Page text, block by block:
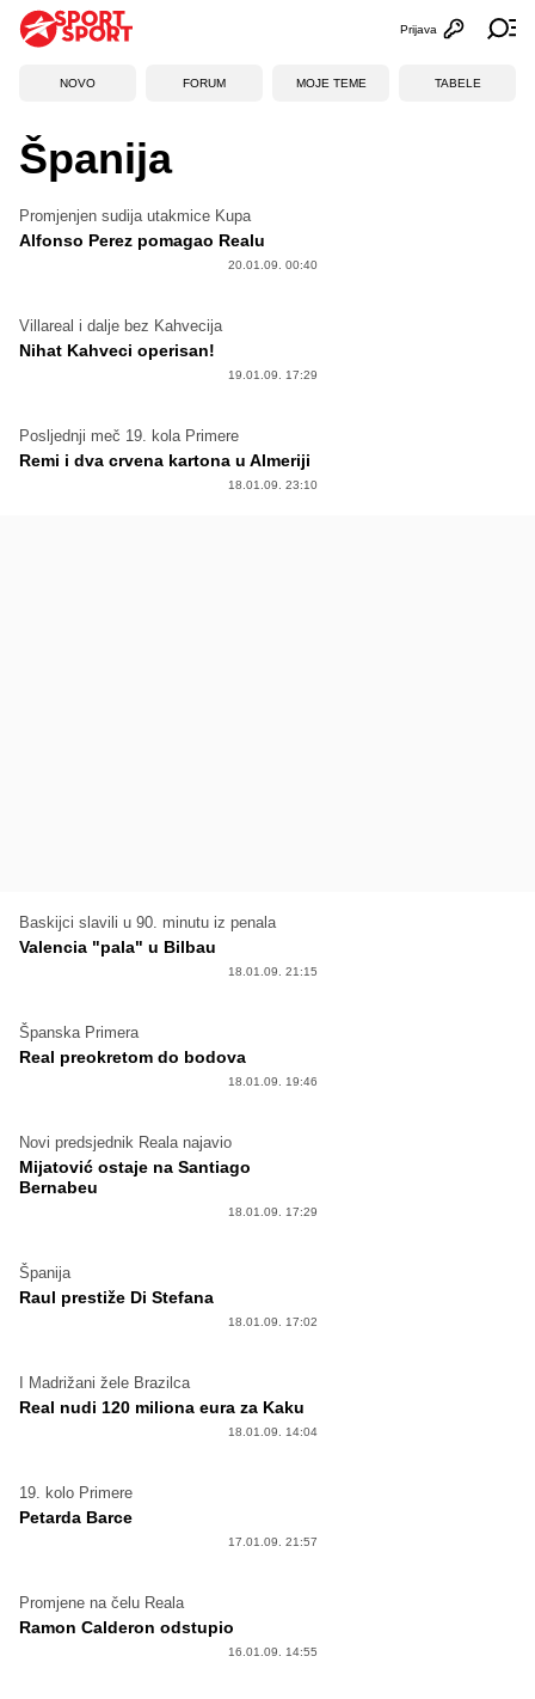
Otvori
Prijava
NOVO FORUM MOJE TEME TABELE
Španija
Promjenjen sudija utakmice Kupa
Alfonso Perez pomagao Realu
20.01.09. 00:40
Villareal i dalje bez Kahvecija
Nihat Kahveci operisan!
19.01.09. 17:29
Posljednji meč 19. kola Primere
Remi i dva crvena kartona u Almeriji
18.01.09. 23:10
Baskijci slavili u 90. minutu iz penala
Valencia "pala" u Bilbau
18.01.09. 21:15
Španska Primera
Real preokretom do bodova
18.01.09. 19:46
Novi predsjednik Reala najavio
Mijatović ostaje na Santiago
Bernabeu
18.01.09. 17:29
Španija
Raul prestiže Di Stefana
18.01.09. 17:02
I Madrižani žele Brazilca
Real nudi 120 miliona eura za Kaku
18.01.09. 14:04
19. kolo Primere
Petarda Barce
17.01.09. 21:57
Promjene na čelu Reala
Ramon Calderon odstupio
16.01.09. 14:55